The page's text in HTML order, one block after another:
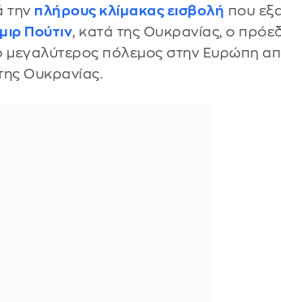
την πλήρους κλίμακας εισβολή που
Πούτιν, κατά της Ουκρανίας, ο
ο μεγαλύτερος πόλεμος στην Ευρώπη
Ουκρανίας.